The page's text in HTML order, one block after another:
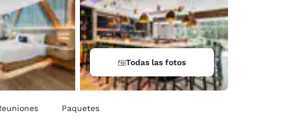
Todas las fotos
Paquetes